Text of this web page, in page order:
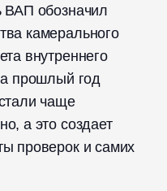
ВАП обозначил
камерального
внутреннего
прошлый год
чаще
а это создает
проверок и самих